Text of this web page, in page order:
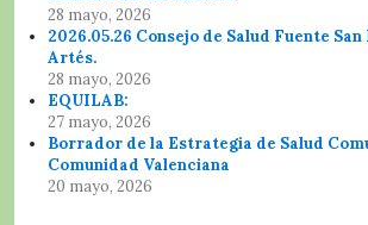
28 mayo, 2026
2026.05.26 Consejo de Salud Fuente
Artés.
28 mayo, 2026
EQUILAB:
27 mayo, 2026
Borrador de la Estrategia de Salud
Comunidad Valenciana
20 mayo, 2026